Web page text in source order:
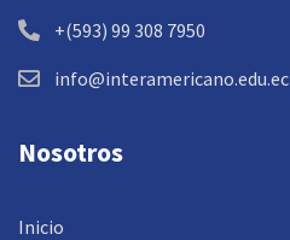
+(593) 99 308 7950
info@interamericano.edu.ec
Nosotros
Inicio